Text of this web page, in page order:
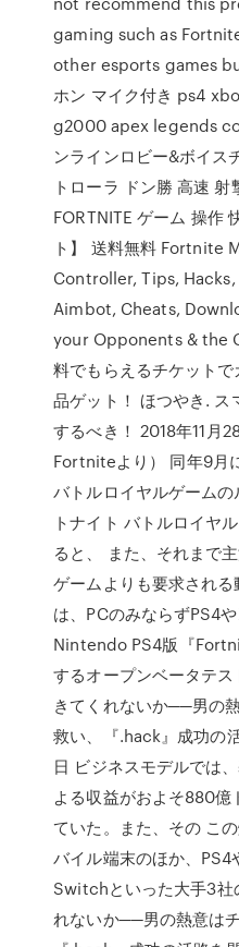
gaming such as
other esports games
ホン マイク付き ps4
g2000 apex legends
ンラインロビー&ボイス
トローラ ドン勝 高速 射
FORTNITE ゲーム 操作
ト】 送料無料 Fortnite
Controller, Tips,
Aimbot, Cheats,
your Opponents & the
料でもらえるチケット
品ゲット！ ほつやき. ス
するべき！ 2018年11月
Fortniteより） 同年9月
バトルロイヤルゲーム
トナイト バトルロイヤ
ると、 また、それまで
ゲームよりも要求され
は、PCのみならずPS4
Nintendo PS4版『
するオープンベータテ
きてくれないか──男の
救い、『.hack』成功の
日 ビジネスモデルでは
よる収益がおよそ880
ていた。また、その こ
バイル端末のほか、
Switchといった大手3社
れないか──男の熱意は